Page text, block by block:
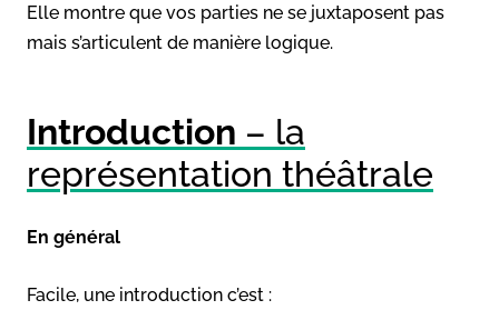
Elle montre que vos parties ne se juxtaposent pas
mais s’articulent de manière logique.
Introduction – la
représentation théâtrale
En général
Facile, une introduction c’est :